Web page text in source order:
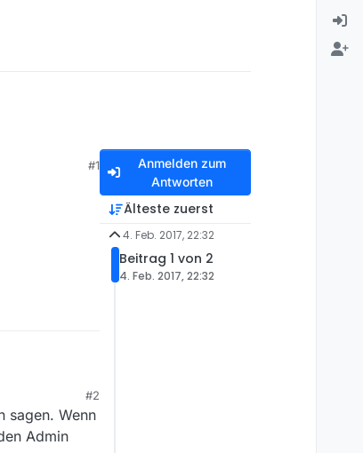
#1
#2
sagen. Wenn
Admin
Anmelden zum
Antworten
Älteste zuerst
4. Feb. 2017, 22:32
Beitrag 1 von 2
4. Feb. 2017, 22:32